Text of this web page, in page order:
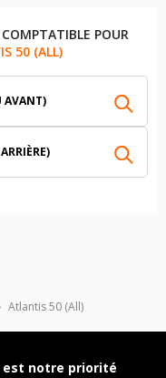
Atlantis 50 (All)
POUR
50 (ALL)
AVANT)
notre priorité